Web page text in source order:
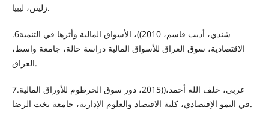
زليتن، ليبيا.
.6شندي، أديب قاسم، 2010))، الأسواق المالية وأثرها في التنمية
الاقتصادية، سوق العراق للأسواق المالية دراسة حالة، جامعة واسط،
العراق.
7.عربي، خلف الله أحمد،((2015، دور سوق الخرطوم للأوراق المالية
في النمو الإقتصادي، كلية الاقتصاد والعلوم الإدارية، جامعة بخت الرضا.